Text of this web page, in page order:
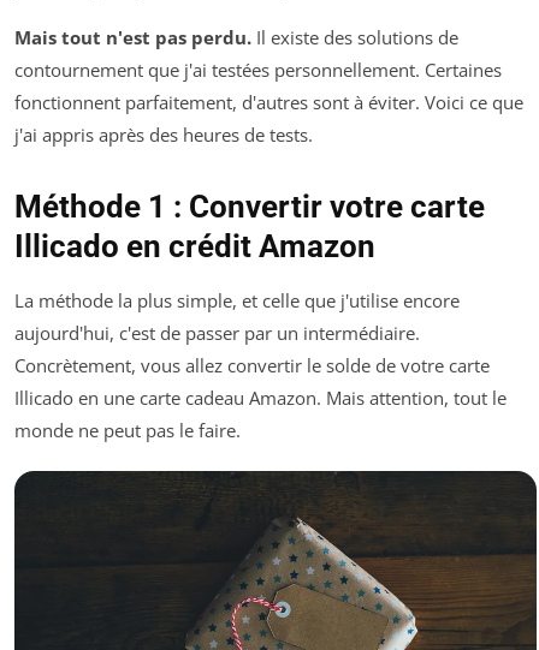
Mais tout n'est pas perdu. Il existe des solutions de
contournement que j'ai testées personnellement. Certaines
fonctionnent parfaitement, d'autres sont à éviter. Voici ce que
j'ai appris après des heures de tests.
Méthode 1 : Convertir votre carte
Illicado en crédit Amazon
La méthode la plus simple, et celle que j'utilise encore
aujourd'hui, c'est de passer par un intermédiaire.
Concrètement, vous allez convertir le solde de votre carte
Illicado en une carte cadeau Amazon. Mais attention, tout le
monde ne peut pas le faire.